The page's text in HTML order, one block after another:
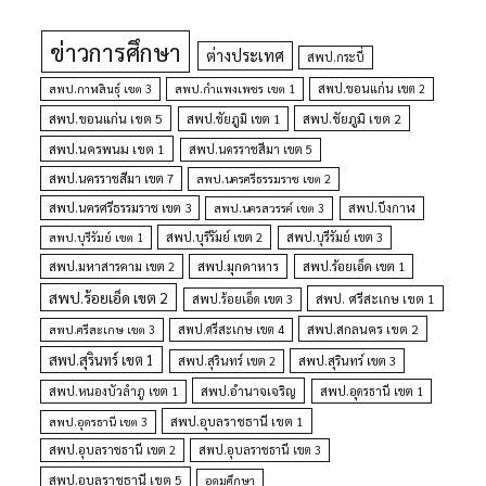
ข่าวการศึกษา ต่างประเทศ สพป.กระบี่
สพป.กาฬสินธุ์ เขต 3 สพป.กำแพงเพชร เขต 1 สพป.ขอนแก่น เขต 2
สพป.ขอนแก่น เขต 5 สพป.ชัยภูมิ เขต 1
สพป.ชัยภูมิ เขต 2
สพป.นครพนม เขต 1
สพป.นครราชสีมา เขต 5
สพป.นครราชสีมา เขต 7
สพป.นครศรีธรรมราช เขต 2
สพป.นครศรีธรรมราช เขต 3 สพป.นครสวรรค์ เขต 3
สพป.บึงกาฬ
สพป.บุรีรัมย์ เขต 1
สพป.บุรีรัมย์ เขต 2
สพป.บุรีรัมย์ เขต 3
สพป.มหาสารคาม เขต 2
สพป.มุกดาหาร สพป.ร้อยเอ็ด เขต 1
สพป.ร้อยเอ็ด เขต 2 สพป.ร้อยเอ็ด เขต 3 สพป. ศรีสะเกษ เขต 1
สพป.ศรีสะเกษ เขต 3 สพป.ศรีสะเกษ เขต 4 สพป.สกลนคร เขต 2
สพป.สุรินทร์ เขต 1 สพป.สุรินทร์ เขต 2
สพป.สุรินทร์ เขต 3
สพป.หนองบัวลำภู เขต 1
สพป.อำนาจเจริญ
สพป.อุดรธานี เขต 1
สพป.อุดรธานี เขต 3
สพป.อุบลราชธานี เขต 1
สพป.อุบลราชธานี เขต 2 สพป.อุบลราชธานี เขต 3
สพป.อุบลราชธานี เขต 5 อุดมศึกษา